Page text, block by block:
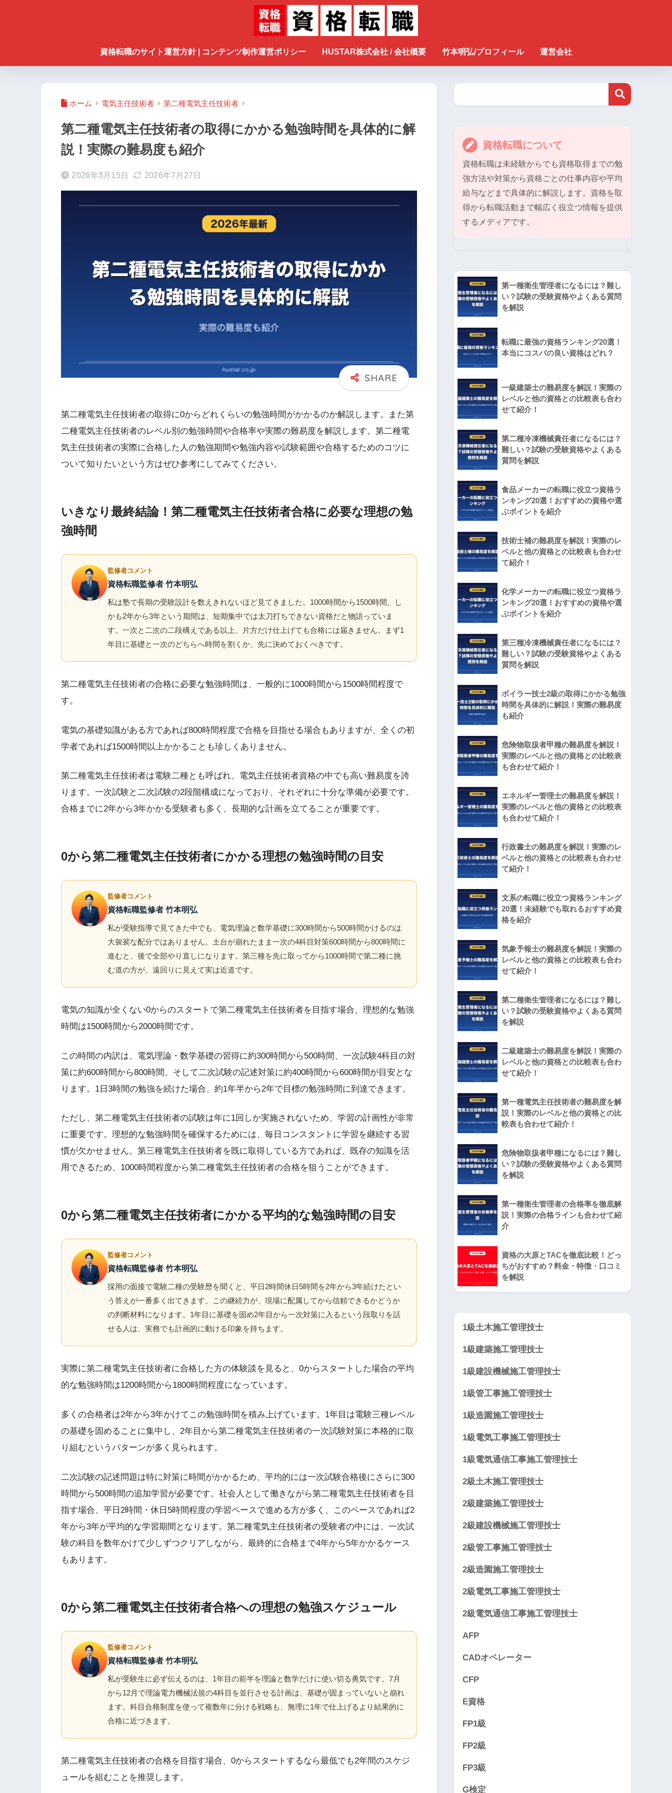
資格転職のサイト運営方針 | コンテンツ制作運営ポリシー HUSTAR株式会社 / 会社概要 竹本明弘/プロフィール 運営会社
ホーム 電気主任技術者 第二種電気主任技術者
第二種電気主任技術者の取得にかかる勉強時間を具体的に解
説！実際の難易度も紹介
2026年3月15日 2026年7月27日
第二種電気主任技術者の取得に0からどれくらいの勉強時間がかかるのか解説します。また第
二種電気主任技術者のレベル別の勉強時間や合格率や実際の難易度を解説します。第二種電
気主任技術者の実際に合格した人の勉強期間や勉強内容や試験範囲や合格するためのコツに
ついて知りたいという方はぜひ参考にしてみてください。
いきなり最終結論！第二種電気主任技術者合格に必要な理想の勉
強時間
監修者コメント
資格転職監修者 竹本明弘
私は塾で長期の受験設計を数えきれないほど見てきました。1000時間から1500時間、し
かも2年から3年という期間は、短期集中では太刀打ちできない資格だと物語っていま
す。一次と二次の二段構えである以上、片方だけ仕上げても合格には届きません。まず1
年目に基礎と一次のどちらへ時間を割くか、先に決めておくべきです。
第二種電気主任技術者の合格に必要な勉強時間は、一般的に1000時間から1500時間程度で
す。
電気の基礎知識がある方であれば800時間程度で合格を目指せる場合もありますが、全くの初
学者であれば1500時間以上かかることも珍しくありません。
第二種電気主任技術者は電験二種とも呼ばれ、電気主任技術者資格の中でも高い難易度を誇
ります。一次試験と二次試験の2段階構成になっており、それぞれに十分な準備が必要です。
合格までに2年から3年かかる受験者も多く、長期的な計画を立てることが重要です。
0から第二種電気主任技術者にかかる理想の勉強時間の目安
監修者コメント
資格転職監修者 竹本明弘
私が受験指導で見てきた中でも、電気理論と数学基礎に300時間から500時間かけるのは
大袈裟な配分ではありません。土台が崩れたまま一次の4科目対策600時間から800時間に
進むと、後で全部やり直しになります。第三種を先に取ってから1000時間で第二種に挑
む道の方が、遠回りに見えて実は近道です。
電気の知識が全くない0からのスタートで第二種電気主任技術者を目指す場合、理想的な勉強
時間は1500時間から2000時間です。
この時間の内訳は、電気理論・数学基礎の習得に約300時間から500時間、一次試験4科目の対
策に約600時間から800時間、そして二次試験の記述対策に約400時間から600時間が目安とな
ります。1日3時間の勉強を続けた場合、約1年半から2年で目標の勉強時間に到達できます。
ただし、第二種電気主任技術者の試験は年に1回しか実施されないため、学習の計画性が非常
に重要です。理想的な勉強時間を確保するためには、毎日コンスタントに学習を継続する習
慣が欠かせません。第三種電気主任技術者を既に取得している方であれば、既存の知識を活
用できるため、1000時間程度から第二種電気主任技術者の合格を狙うことができます。
0から第二種電気主任技術者にかかる平均的な勉強時間の目安
監修者コメント
資格転職監修者 竹本明弘
採用の面接で電験二種の受験歴を聞くと、平日2時間休日5時間を2年から3年続けたとい
う答えが一番多く出てきます。この継続力が、現場に配属してから信頼できるかどうか
の判断材料になります。1年目に基礎を固め2年目から一次対策に入るという段取りを話
せる人は、実務でも計画的に動ける印象を持ちます。
実際に第二種電気主任技術者に合格した方の体験談を見ると、0からスタートした場合の平均
的な勉強時間は1200時間から1800時間程度になっています。
多くの合格者は2年から3年かけてこの勉強時間を積み上げています。1年目は電験三種レベル
の基礎を固めることに集中し、2年目から第二種電気主任技術者の一次試験対策に本格的に取
り組むというパターンが多く見られます。
二次試験の記述問題は特に対策に時間がかかるため、平均的には一次試験合格後にさらに300
時間から500時間の追加学習が必要です。社会人として働きながら第二種電気主任技術者を目
指す場合、平日2時間・休日5時間程度の学習ペースで進める方が多く、このペースであれば2
年から3年が平均的な学習期間となります。第二種電気主任技術者の受験者の中には、一次試
験の科目を数年かけて少しずつクリアしながら、最終的に合格まで4年から5年かかるケース
もあります。
0から第二種電気主任技術者合格への理想の勉強スケジュール
監修者コメント
資格転職監修者 竹本明弘
私が受験生に必ず伝えるのは、1年目の前半を理論と数学だけに使い切る勇気です。7月
から12月で理論電力機械法規の4科目を並行させる計画は、基礎が固まっていないと崩れ
ます。科目合格制度を使って複数年に分ける戦略も、無理に1年で仕上げるより結果的に
合格に近づきます。
第二種電気主任技術者の合格を目指す場合、0からスタートするなら最低でも2年間のスケジ
ュールを組むことを推奨します。
資格転職について
資格転職は未経験からでも資格取得までの勉
強方法や対策から資格ごとの仕事内容や平均
給与などまで具体的に解説します。資格を取
得から転職活動まで幅広く役立つ情報を提供
するメディアです。
第一種衛生管理者になるには？難し
い？試験の受験資格やよくある質問
を解説
転職に最強の資格ランキング20選！
本当にコスパの良い資格はどれ？
一級建築士の難易度を解説！実際の
レベルと他の資格との比較表も合わ
せて紹介！
第二種冷凍機械責任者になるには？
難しい？試験の受験資格やよくある
質問を解説
食品メーカーの転職に役立つ資格ラ
ンキング20選！おすすめの資格や選
ぶポイントを紹介
技術士補の難易度を解説！実際のレ
ベルと他の資格との比較表も合わせ
て紹介！
化学メーカーの転職に役立つ資格ラ
ンキング20選！おすすめの資格や選
ぶポイントを紹介
第三種冷凍機械責任者になるには？
難しい？試験の受験資格やよくある
質問を解説
ボイラー技士2級の取得にかかる勉強
時間を具体的に解説！実際の難易度
も紹介
危険物取扱者甲種の難易度を解説！
実際のレベルと他の資格との比較表
も合わせて紹介！
エネルギー管理士の難易度を解説！
実際のレベルと他の資格との比較表
も合わせて紹介！
行政書士の難易度を解説！実際のレ
ベルと他の資格との比較表も合わせ
て紹介！
文系の転職に役立つ資格ランキング
20選！未経験でも取れるおすすめ資
格を紹介
気象予報士の難易度を解説！実際の
レベルと他の資格との比較表も合わ
せて紹介！
第二種衛生管理者になるには？難し
い？試験の受験資格やよくある質問
を解説
二級建築士の難易度を解説！実際の
レベルと他の資格との比較表も合わ
せて紹介！
第一種電気主任技術者の難易度を解
説！実際のレベルと他の資格との比
較表も合わせて紹介！
危険物取扱者甲種になるには？難し
い？試験の受験資格やよくある質問
を解説
第一種衛生管理者の合格率を徹底解
説！実際の合格ラインも合わせて紹
介
資格の大原とTACを徹底比較！どっ
ちがおすすめ？料金・特徴・口コミ
を解説
1級土木施工管理技士
1級建築施工管理技士
1級建設機械施工管理技士
1級管工事施工管理技士
1級造園施工管理技士
1級電気工事施工管理技士
1級電気通信工事施工管理技士
2級土木施工管理技士
2級建築施工管理技士
2級建設機械施工管理技士
2級管工事施工管理技士
2級造園施工管理技士
2級電気工事施工管理技士
2級電気通信工事施工管理技士
AFP
CADオペレーター
CFP
E資格
FP1級
FP2級
FP3級
G検定